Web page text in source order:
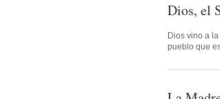
Dios, el
Dios vino a
pueblo que